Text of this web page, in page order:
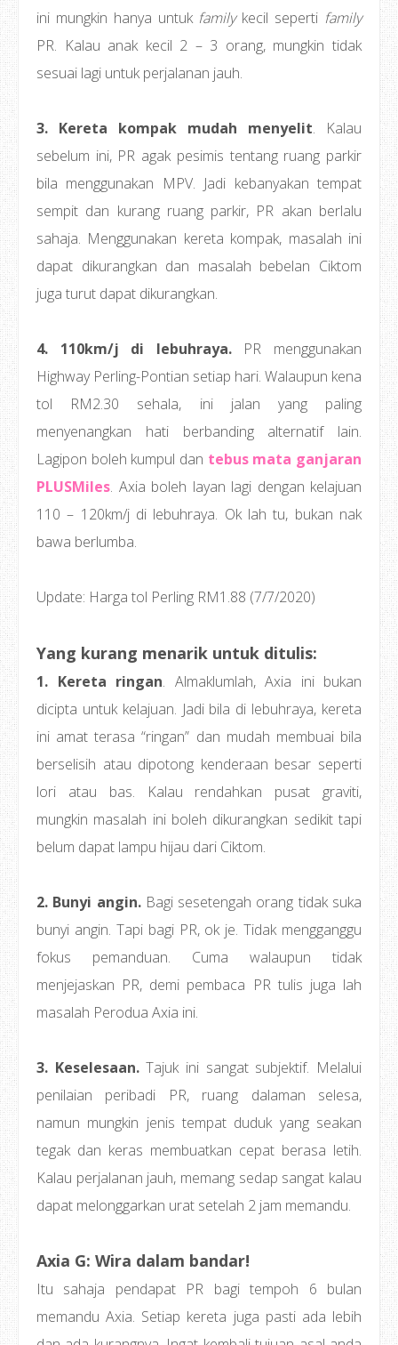
ini mungkin hanya untuk familykecil seperti family
PR. Kalau anak kecil 2 – 3 orang, mungkin tidak
sesuai lagi untuk perjalanan jauh.
3. Kereta kompak mudah menyelit. Kalau
sebelum ini, PR agak pesimis tentang ruang parkir
bila menggunakan MPV. Jadi kebanyakan tempat
sempit dan kurang ruang parkir, PR akan berlalu
sahaja. Menggunakan kereta kompak, masalah ini
dapat dikurangkan dan masalah bebelan Ciktom
juga turut dapat dikurangkan.
4. 110km/j di lebuhraya.PR menggunakan
Highway Perling-Pontian setiap hari. Walaupun kena
tol RM2.30 sehala, ini jalan yang paling
menyenangkan hati berbanding alternatif lain.
Lagipon boleh kumpul dan tebus mata ganjaran
PLUSMiles. Axia boleh layan lagi dengan kelajuan
110 – 120km/j di lebuhraya. Ok lah tu, bukan nak
bawa berlumba.
Update: Harga tol Perling RM1.88 (7/7/2020)
Yang kurang menarik untuk ditulis:
1. Kereta ringan. Almaklumlah, Axia ini bukan
dicipta untuk kelajuan. Jadi bila di lebuhraya, kereta
ini amat terasa “ringan” dan mudah membuai bila
berselisih atau dipotong kenderaan besar seperti
lori atau bas. Kalau rendahkan pusat graviti,
mungkin masalah ini boleh dikurangkan sedikit tapi
belum dapat lampu hijau dari Ciktom.
2. Bunyi angin.Bagi sesetengah orang tidak suka
bunyi angin. Tapi bagi PR, ok je. Tidak mengganggu
fokus pemanduan. Cuma walaupun tidak
menjejaskan PR, demi pembaca PR tulis juga lah
masalah Perodua Axia ini.
3. Keselesaan.Tajuk ini sangat subjektif. Melalui
penilaian peribadi PR, ruang dalaman selesa,
namun mungkin jenis tempat duduk yang seakan
tegak dan keras membuatkan cepat berasa letih.
Kalau perjalanan jauh, memang sedap sangat kalau
dapat melonggarkan urat setelah 2 jam memandu.
Axia G: Wira dalam bandar!
Itu sahaja pendapat PR bagi tempoh 6 bulan
memandu Axia. Setiap kereta juga pasti ada lebih